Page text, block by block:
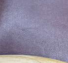
ッピングを続ける
について
アクセサリー
木工小物
～
セール